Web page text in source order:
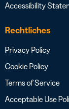
Accessibility
Rechtliches
Privacy Policy
Cookie Policy
Terms of Service
Acceptable Use